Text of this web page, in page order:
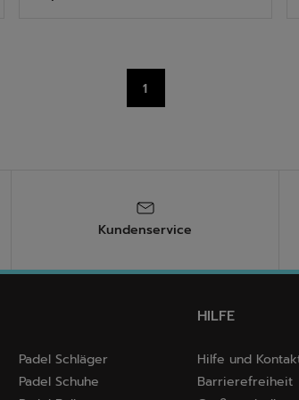
1
Kundenservice
Padel Schläger
Padel Schuhe
HILFE
Hilfe und
Barrierefreiheit